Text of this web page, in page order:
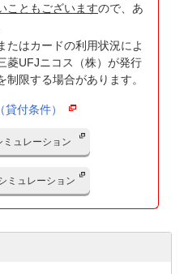
こともございますので、あ
たはカードの利用状況によ
菱UFJニコス（株）が発行
限する場合があります。
付条件）
ュレーション
ミュレーション